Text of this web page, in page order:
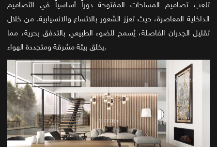
تلعب تصاميم المساحات المفتوحة دوراً أساسياً في التصاميم
الداخلية المعاصرة، حيث تعزز الشعور بالاتساع والانسيابية. من خلال
تقليل الجدران الفاصلة، يُسمح للضوء الطبيعي بالتدفق بحرية، مما
يخلق بيئة مشرقة ومتجددة الهواء.